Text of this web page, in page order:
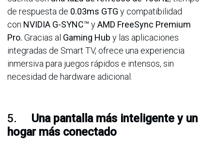
de respuesta de 0.03ms GTG y compatibilidad
con NVIDIA G-SYNC™ yAMD FreeSync Premium
Pro. Gracias al Gaming Hub y las aplicaciones
integradas de Smart TV, ofrece una experiencia
inmersiva para juegos rápidos e intensos, sin
necesidad de hardware adicional.
5. Una pantalla más inteligente y un
hogar más conectado